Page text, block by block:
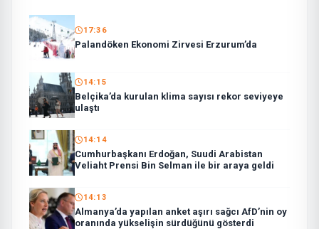
17:36
Palandöken Ekonomi Zirvesi Erzurum’da
14:15
Belçika’da kurulan klima sayısı rekor seviyeye
ulaştı
14:14
Cumhurbaşkanı Erdoğan, Suudi Arabistan
Veliaht Prensi Bin Selman ile bir araya geldi
14:13
Almanya’da yapılan anket aşırı sağcı AfD’nin oy
oranında yükselişin sürdüğünü gösterdi